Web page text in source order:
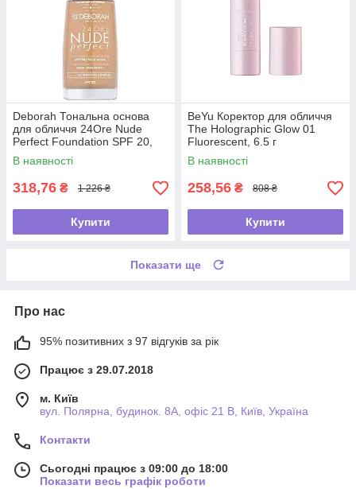
Deborah Тональна основа
для обличчя 24Ore Nude
Perfect Foundation SPF 20,
03 Sand, 30 мл
В наявності
318,76 ₴ 1 226 ₴
Купити
BeYu Коректор для обличчя
The Holographic Glow 01
Fluorescent, 6.5 г
В наявності
258,56 ₴ 808 ₴
Купити
Показати ще
Про нас
95% позитивних з 97 відгуків за рік
Працює з 29.07.2018
м. Київ
вул. Полярна, будинок. 8А, офіс 21 В, Київ, Україна
Контакти
Сьогодні працює з 09:00 до 18:00
Показати весь графік роботи